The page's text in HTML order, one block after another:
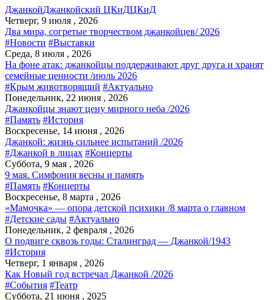
ДжанкойДжанкойский ЦКиДЦКиД
Четверг, 9 июля , 2026
Два мира, согретые творчеством джанкойцев/ 2026
#Новости #Выставки
Среда, 8 июля , 2026
На фоне атак: джанкойцы поддерживают друг друга и хранят
семейные ценности /июль 2026
#Крым животворящий #Актуально
Понедельник, 22 июня , 2026
Джанкойцы знают цену мирного неба /2026
#Память #История
Воскресенье, 14 июня , 2026
Джанкой: жизнь сильнее испытаний /2026
#Джанкой в лицах #Концерты
Суббота, 9 мая , 2026
9 мая. Симфония весны и память
#Память #Концерты
Воскресенье, 8 марта , 2026
«Мамочка» — опора детской психики /8 марта о главном
#Детские сады #Актуально
Понедельник, 2 февраля , 2026
О подвиге сквозь годы: Сталинград — Джанкой/1943
#История
Четверг, 1 января , 2026
Как Новый год встречал Джанкой /2026
#События #Театр
Суббота, 21 июня , 2025